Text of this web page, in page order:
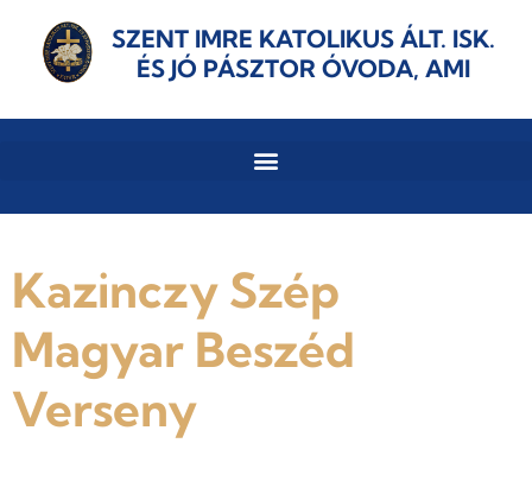
SZENT IMRE KATOLIKUS ÁLT. ISK.
ÉS JÓ PÁSZTOR ÓVODA, AMI
Kazinczy Szép
Magyar Beszéd
Verseny